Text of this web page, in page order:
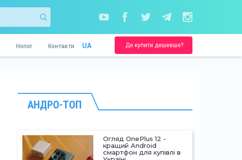
Honor Контакти UA Де купити дешевше?
АНДРО-ТОП
Огляд OnePlus 12 -
кращий Android
смартфон для купівлі в